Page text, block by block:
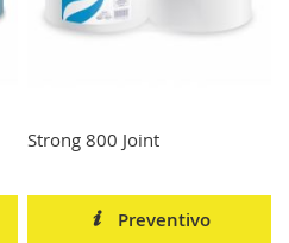
Strong 800 Joint
Preventivo